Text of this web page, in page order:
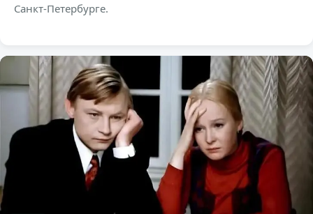
Санкт-Петербурге.